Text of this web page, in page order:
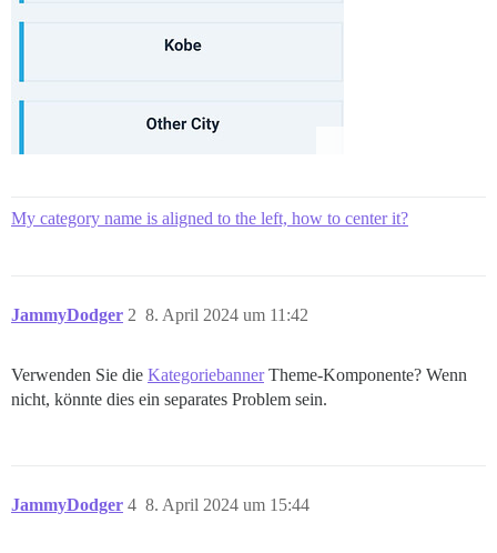
My category name is aligned to the left, how to center it?
JammyDodger 8. April 2024 um 11:42
2
Verwenden Sie die KategoriebannerTheme-Komponente? Wenn
nicht, könnte dies ein separates Problem sein.
JammyDodger 8. April 2024 um 15:44
4